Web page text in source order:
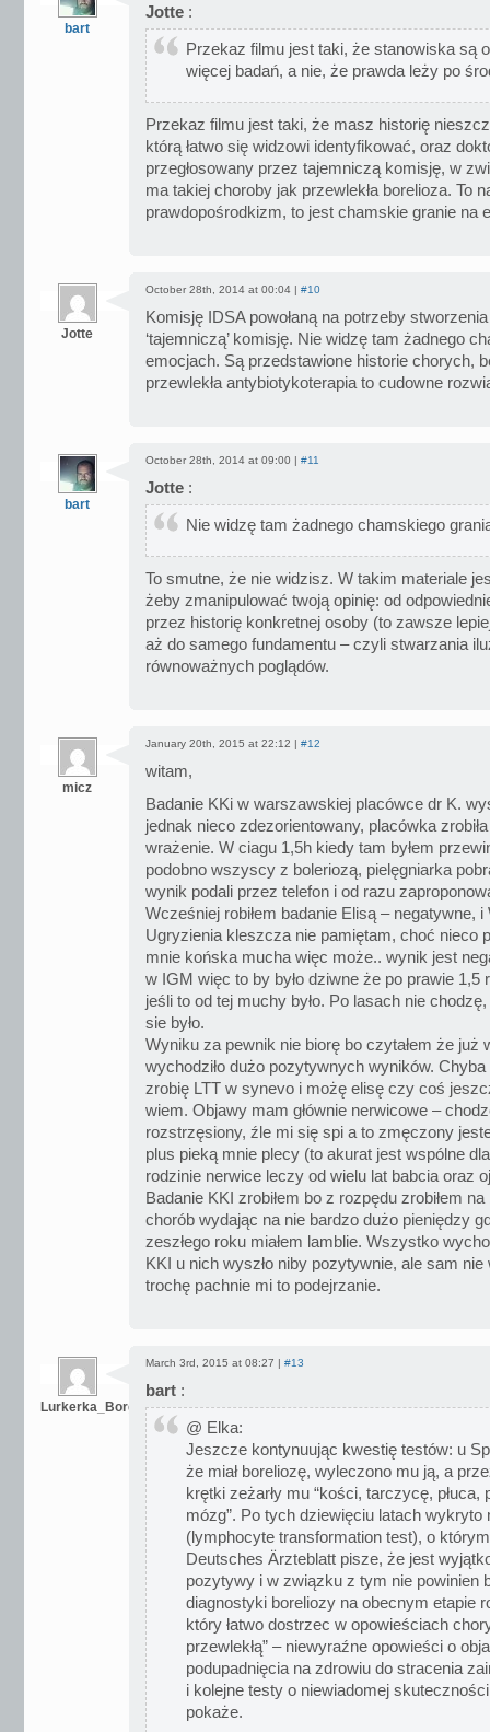
bart
Jotte :
Przekaz filmu jest taki, że stanowiska są
więcej badań, a nie, że prawda leży po
Przekaz filmu jest taki, że masz historię
którą łatwo się widzowi identyfikować, oraz
przegłosowany przez tajemniczą komisję, w
ma takiej choroby jak przewlekła borelioza. To
prawdopośrodkizm, to jest chamskie granie na
Jotte
October 28th, 2014 at 00:04 | #10
Komisję IDSA powołaną na potrzeby
‘tajemniczą’ komisję. Nie widzę tam żadnego
emocjach. Są przedstawione historie chorych,
przewlekła antybiotykoterapia to cudowne
bart
October 28th, 2014 at 09:00 | #11
Jotte :
Nie widzę tam żadnego chamskiego
To smutne, że nie widzisz. W takim materiale
żeby zmanipulować twoją opinię: od
przez historię konkretnej osoby (to zawsze
aż do samego fundamentu – czyli stwarzania
równoważnych poglądów.
micz
January 20th, 2015 at 22:12 | #12
witam,
Badanie KKi w warszawskiej placówce dr K.
jednak nieco zdezorientowany, placówka
wrażenie. W ciagu 1,5h kiedy tam byłem
podobno wszyscy z boleriozą, pielęgniarka
wynik podali przez telefon i od razu
Wcześniej robiłem badanie Elisą – negatywne,
Ugryzienia kleszcza nie pamiętam, choć nieco
mnie końska mucha więc może.. wynik jest
w IGM więc to by było dziwne że po prawie 1,5
jeśli to od tej muchy było. Po lasach nie
sie było.
Wyniku za pewnik nie biorę bo czytałem że już
wychodziło dużo pozytywnych wyników.
zrobię LTT w synevo i możę elisę czy coś
wiem. Objawy mam głównie nerwicowe –
rozstrzęsiony, źle mi się spi a to zmęczony
plus pieką mnie plecy (to akurat jest wspólne
rodzinie nerwice leczy od wielu lat babcia oraz
Badanie KKI zrobiłem bo z rozpędu zrobiłem
chorób wydając na nie bardzo dużo pieniędzy
zeszłego roku miałem lamblie. Wszystko
KKI u nich wyszło niby pozytywnie, ale sam
trochę pachnie mi to podejrzanie.
Lurkerka_Borgia
March 3rd, 2015 at 08:27 | #13
bart :
@ Elka:
Jeszcze kontynuując kwestię testów: u
że miał boreliozę, wyleczono mu ją, a
krętki zeżarły mu “kości, tarczycę,
mózg”. Po tych dziewięciu latach wykryto
(lymphocyte transformation test), o
Deutsches Ärzteblatt pisze, że jest
pozytywy i w związku z tym nie powinien
diagnostyki boreliozy na obecnym etapie
który łatwo dostrzec w opowieściach
przewlekłą” – niewyraźne opowieści o
podupadnięcia na zdrowiu do stracenia
i kolejne testy o niewiadomej
pokaże.